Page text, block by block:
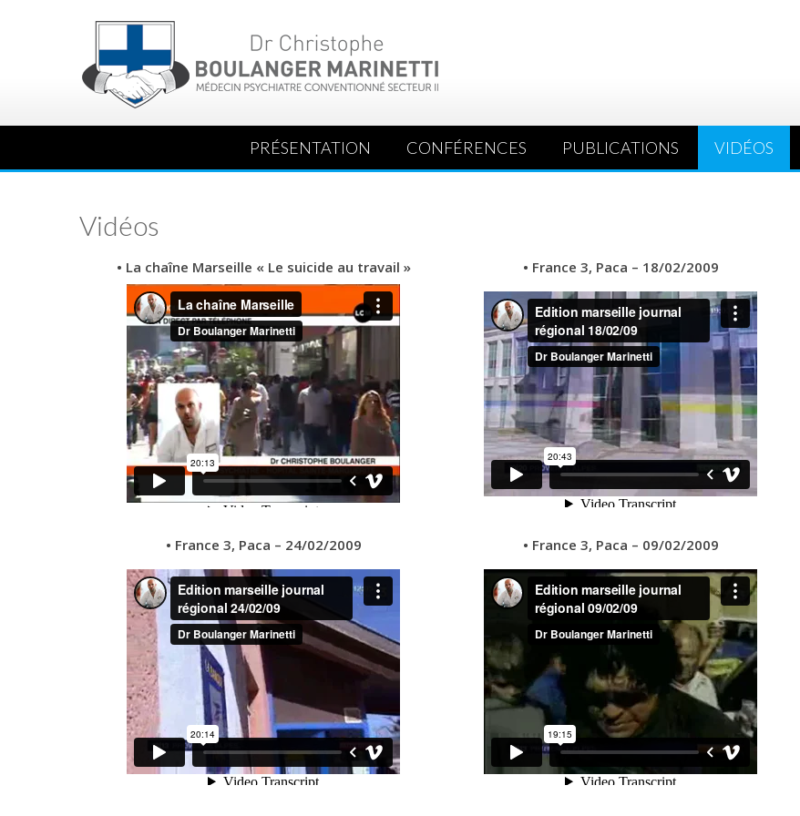
PRÉSENTATION CONFÉRENCES PUBLICATIONS VIDÉOS
Vidéos
• La chaîne Marseille « Le suicide au travail »
• France 3, Paca – 24/02/2009
• France 3, Paca – 18/02/2009
• France 3, Paca – 09/02/2009